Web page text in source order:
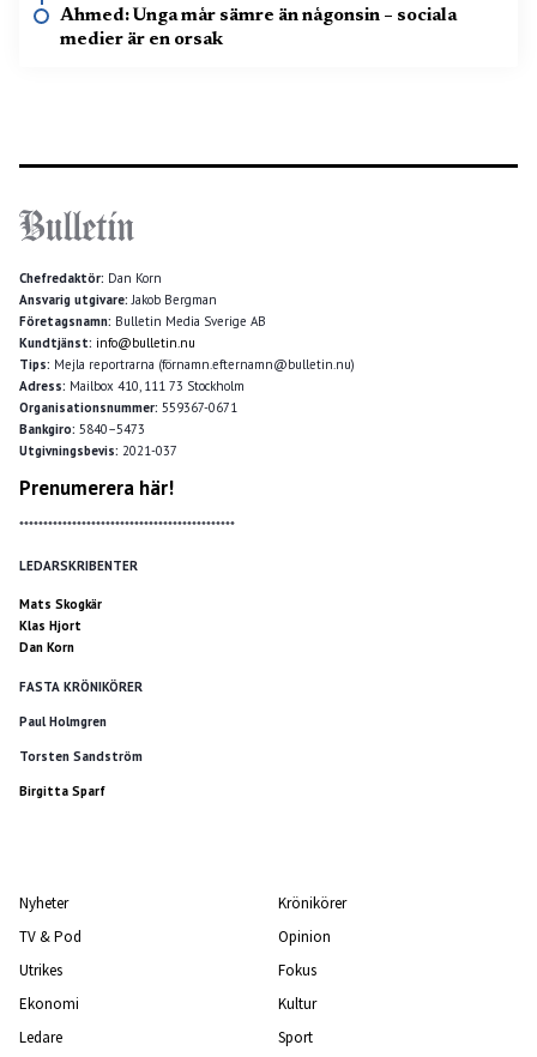
Ahmed: Unga mår sämre än någonsin – sociala
medier är en orsak
Chefredaktör: Dan Korn
Ansvarig utgivare: Jakob Bergman
Företagsnamn: Bulletin Media Sverige AB
Kundtjänst: info@bulletin.nu
Tips: Mejla reportrarna (förnamn.efternamn@bulletin.nu)
Adress: Mailbox 410, 111 73 Stockholm
Organisationsnummer: 559367-0671
Bankgiro: 5840–5473
Utgivningsbevis: 2021-037
Prenumerera här!
*********************************************
LEDARSKRIBENTER
Mats Skogkär
Klas Hjort
Dan Korn
FASTA KRÖNIKÖRER
Paul Holmgren
Torsten Sandström
Birgitta Sparf
Nyheter
TV & Pod
Utrikes
Ekonomi
Ledare
Krönikörer
Opinion
Fokus
Kultur
Sport